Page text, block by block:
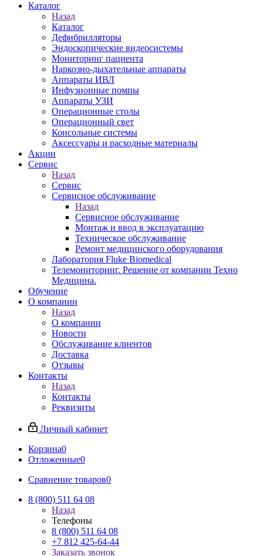
Каталог
Назад
Каталог
Дефибрилляторы
Эндоскопические видеосистемы
Мониторинг пациента
Наркозно-дыхательные аппараты
Аппараты ИВЛ
Инфузионные помпы
Аппараты УЗИ
Операционные столы
Операционный свет
Консольные системы
Аксессуары и расходные материалы
Акции
Сервис
Назад
Сервис
Сервисное обслуживание
Назад
Сервисное обслуживание
Монтаж и ввод в эксплуатацию
Техническое обслуживание
Ремонт медицинского оборудования
Лаборатория Fluke Biomedical
Телемониторинг. Решение от компании Техно
Медицина.
Обучение
О компании
Назад
О компании
Новости
Обслуживание клиентов
Доставка
Отзывы
Контакты
Назад
Контакты
Реквизиты
Личный кабинет
Корзина0
Отложенные0
Сравнение товаров0
8 (800) 511 64 08
Назад
Телефоны
8 (800) 511 64 08
+7 812 425-64-44
Заказать звонок